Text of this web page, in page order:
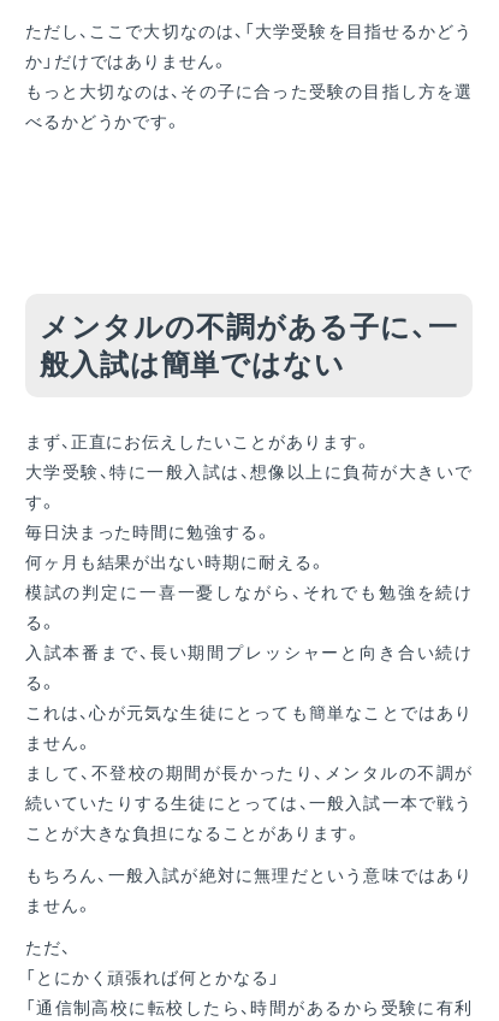
ただし、ここで大切なのは、「大学受験を目指せるかどう
か」だけではありません。
もっと大切なのは、その子に合った受験の目指し方を選
べるかどうかです。
メンタルの不調がある子に、一
般入試は簡単ではない
まず、正直にお伝えしたいことがあります。
大学受験、特に一般入試は、想像以上に負荷が大きいで
す。
毎日決まった時間に勉強する。
何ヶ月も結果が出ない時期に耐える。
模試の判定に一喜一憂しながら、それでも勉強を続け
る。
入試本番まで、長い期間プレッシャーと向き合い続け
る。
これは、心が元気な生徒にとっても簡単なことではあり
ません。
まして、不登校の期間が長かったり、メンタルの不調が
続いていたりする生徒にとっては、一般入試一本で戦う
ことが大きな負担になることがあります。
もちろん、一般入試が絶対に無理だという意味ではあり
ません。
ただ、
「とにかく頑張れば何とかなる」
「通信制高校に転校したら、時間があるから受験に有利